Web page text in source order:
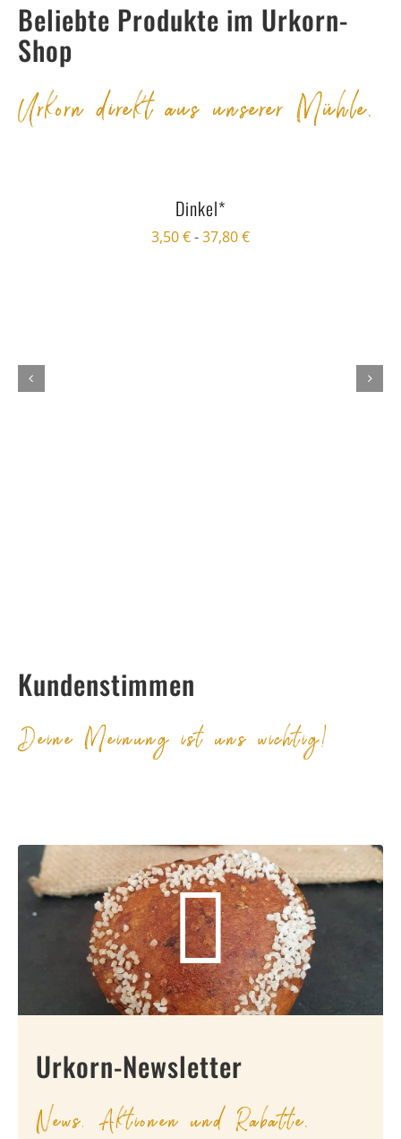
Beliebte Produkte im Urkorn-
Shop
Urkorn direkt aus unserer Mühle.
Dinkel*
3,50€-37,80€
Kundenstimmen
Deine Meinung ist uns wichtig!
Urkorn-Newsletter
News, Aktionen und Rabatte.